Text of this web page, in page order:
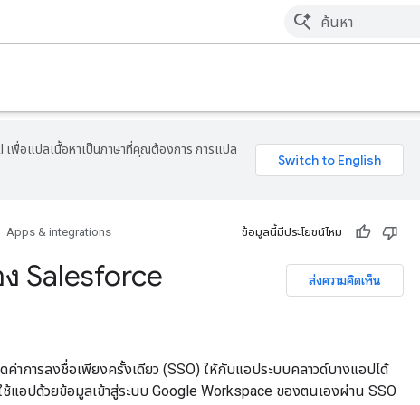
เพื่อแปลเนื้อหาเป็นภาษาที่คุณต้องการ การแปล
Apps & integrations ข้อมูลนี้มีประโยชน์ไหม
ส่งความคิดเห็น
Salesforce
าการลงชื่อเพียงครั้งเดียว (SSO) ให้กับแอประบบคลาวด์บางแอปได้
ช้แอปด้วยข้อมูลเข้าสู่ระบบ Google Workspace ของตนเองผ่าน SSO